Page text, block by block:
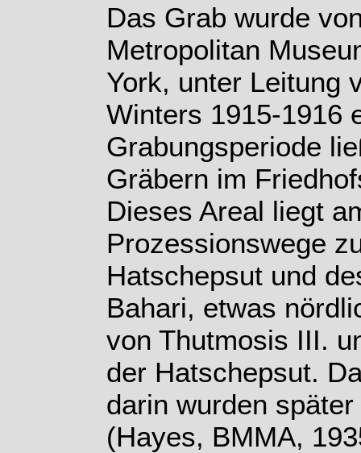
Das Grab wurde
Metropolitan
York, unter Leitung
Winters 1915-1916
Grabungsperiode
Gräbern im
Dieses Areal liegt
Prozessionswege
Hatschepsut und
Bahari, etwas
von Thutmosis III.
der Hatschepsut.
darin wurden
(Hayes, BMMA,